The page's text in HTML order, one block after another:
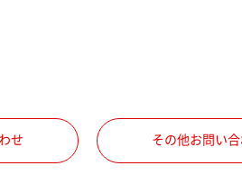
せ その他お問い合